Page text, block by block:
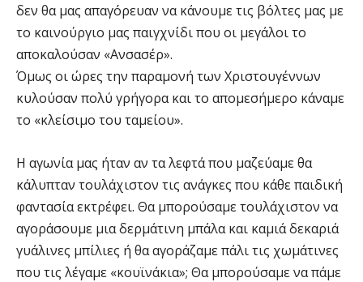
δεν θα μας απαγόρευαν να κάνουμε τις βόλτες μας με
το καινούργιο μας παιγχνίδι που οι μεγάλοι το
αποκαλούσαν «Ανσασέρ».
Όμως οι ώρες την παραμονή των Χριστουγέννων
κυλούσαν πολύ γρήγορα και το απομεσήμερο κάναμε
το «κλείσιμο του ταμείου».
Η αγωνία μας ήταν αν τα λεφτά που μαζεύαμε θα
κάλυπταν τουλάχιστον τις ανάγκες που κάθε παιδική
φαντασία εκτρέφει. Θα μπορούσαμε τουλάχιστον να
αγοράσουμε μια δερμάτινη μπάλα και καμιά δεκαριά
γυάλινες μπίλιες ή θα αγοράζαμε πάλι τις χωμάτινες
που τις λέγαμε «κουϊνάκια»; Θα μπορούσαμε να πάμε